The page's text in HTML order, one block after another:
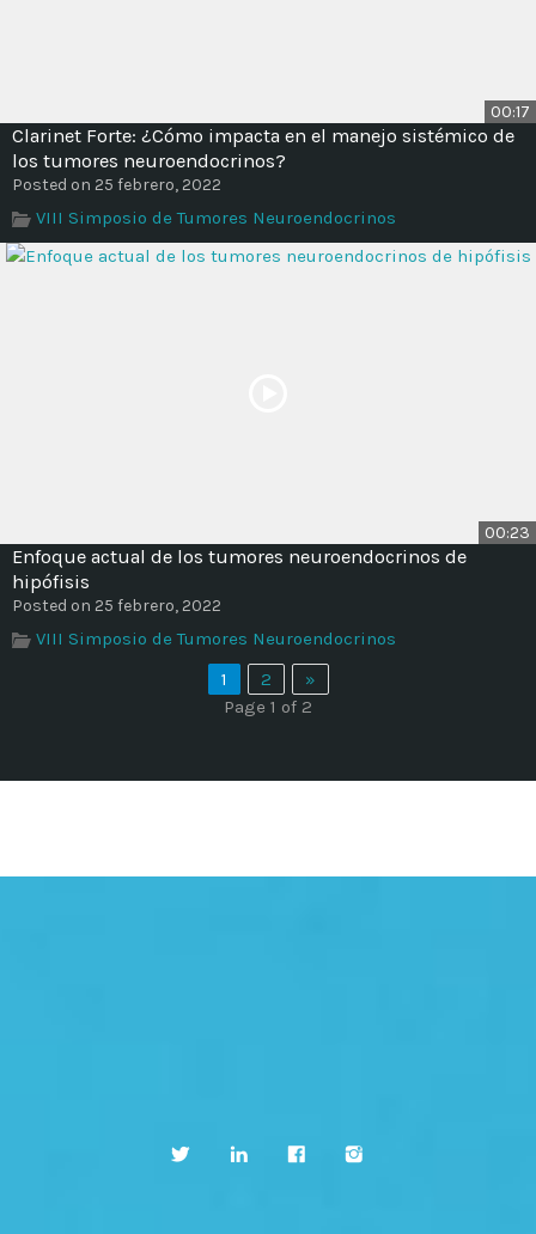
00:17
Clarinet Forte: ¿Cómo impacta en el manejo sistémico de
los tumores neuroendocrinos?
Posted on 25 febrero, 2022
VIII Simposio de Tumores Neuroendocrinos
00:23
Enfoque actual de los tumores neuroendocrinos de
hipófisis
Posted on 25 febrero, 2022
VIII Simposio de Tumores Neuroendocrinos
1
2
»
Page 1 of 2